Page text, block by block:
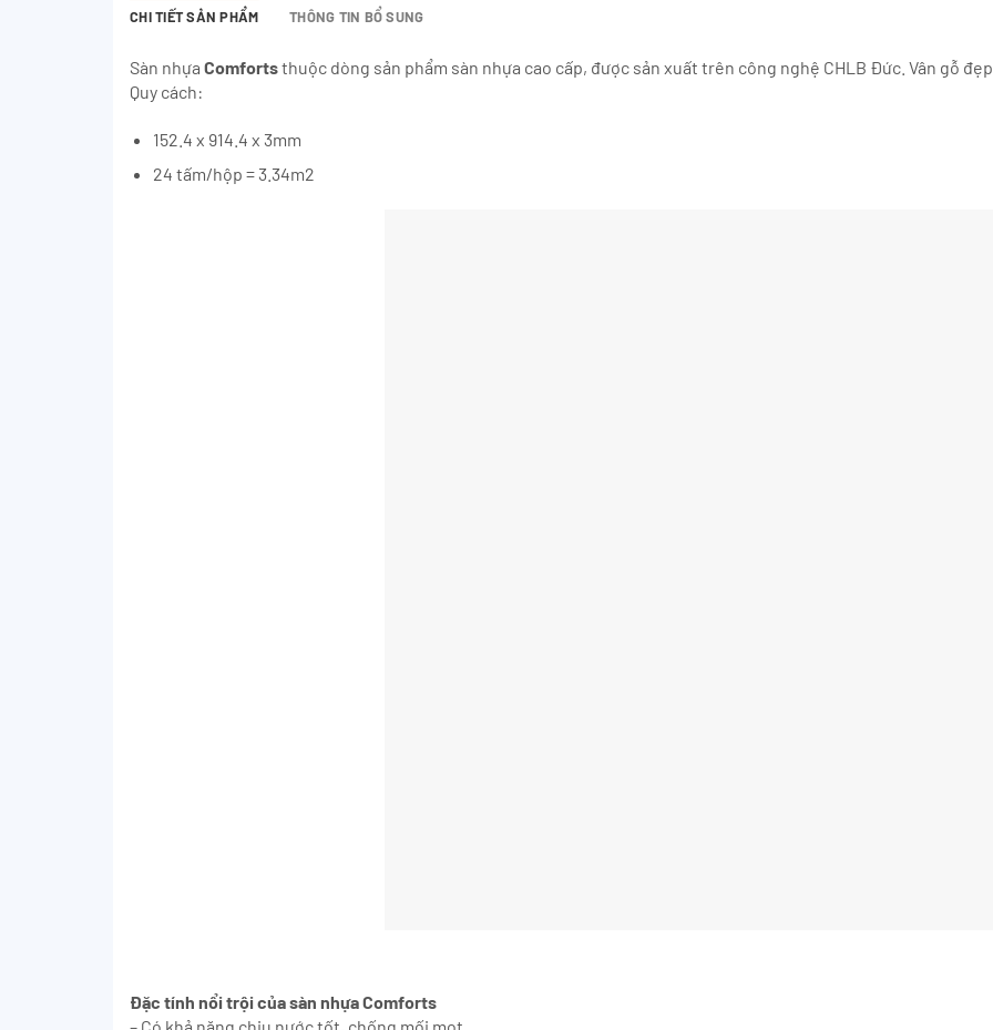
CHI TIẾT SẢN PHẨM THÔNG TIN BỔ SUNG
Sàn nhựa Comfortsthuộc dòng sản phẩm sàn nhựa cao cấp, được sản xuất trên công nghệ CHLB Đức. Vân gỗ
Quy cách:
152.4 x 914.4 x 3mm
24 tấm/hộp = 3.34m2
Đặc tính nổi trội của sàn nhựa Comforts